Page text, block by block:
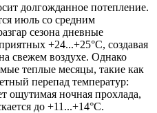
долгожданное потепление.
июль со средним
сезона дневные
+24...+25°C, создавая
свежем воздухе. Однако
теплые месяцы, такие как
перепад температур:
ощутимая ночная прохлада,
до +11...+14°C.